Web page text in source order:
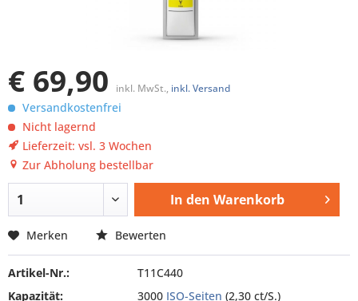
€ 69,90 inkl. MwSt., inkl. Versand
Versandkostenfrei
Nicht lagernd
Lieferzeit: vsl. 3 Wochen
Zur Abholung bestellbar
In den Warenkorb
Merken Bewerten
Artikel-Nr.:
T11C440
Kapazität:
3000 ISO-Seiten (2,30 ct/S.)